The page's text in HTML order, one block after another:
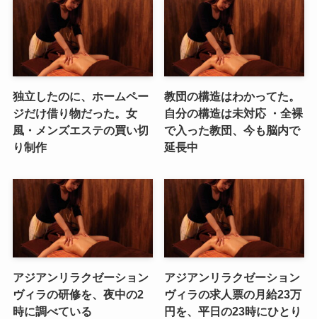
独立したのに、ホームペー
ジだけ借り物だった。女
風・メンズエステの買い切
り制作
教団の構造はわかってた。
自分の構造は未対応 ・全裸
で入った教団、今も脳内で
延長中
アジアンリラクゼーション
ヴィラの研修を、夜中の2
時に調べている
アジアンリラクゼーション
ヴィラの求人票の月給23万
円を、平日の23時にひとり